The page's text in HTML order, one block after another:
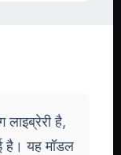
है,
है। यह मॉडल